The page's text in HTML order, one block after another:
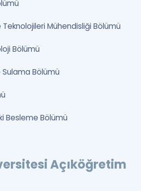
Teknolojileri Mühendisliği Bölümü
Bölümü
Sulama Bölümü
Besleme Bölümü
Açıköğretim